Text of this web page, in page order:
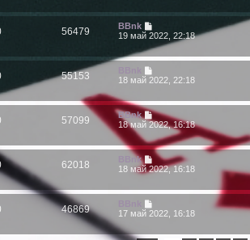
56479
BBnk
19 май 2022, 22:18
55153
18 май 2022, 22:18
57099
BBnk
18 май 2022, 16:18
62018
BBnk
18 май 2022, 16:18
46869
17 май 2022, 16:18